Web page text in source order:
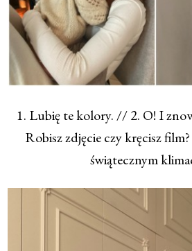
1. Lubię te kolory. // 2. O! I
Robisz zdjęcie czy kręcisz
świątecznym